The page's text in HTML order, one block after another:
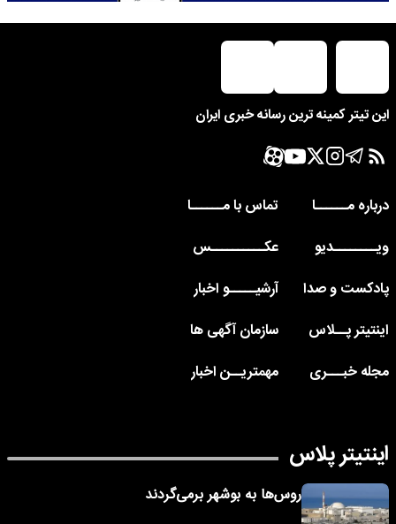
این تیتر کمینه ترین رسانه خبری ایران
درباره مــــــا
تماس با مــــــا
ویــــــــدیو
عکــــــــــس
پادکست و صدا
آرشیـــــو اخبار
اینتیتر پــلاس
سازمان آگهی ها
مجله خبـــری
مهمتریــن اخبار
اینتیتر پلاس
روس‌ها به بوشهر برمی‌گردند